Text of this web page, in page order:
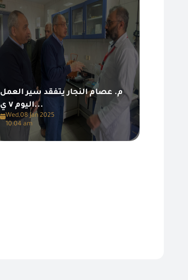
م. عصام النجار يتفقد سير العمل
اليوم ٧ ي...
Wed,08 Jan 2025
10:04 am